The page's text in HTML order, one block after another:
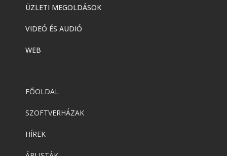
ÜZLETI MEGOLDÁSOK
VIDEÓ ÉS AUDIÓ
WEB
FŐOLDAL
SZOFTVERHÁZAK
HÍREK